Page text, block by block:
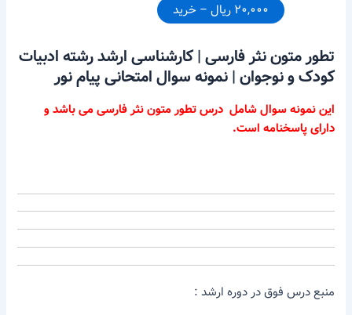
۲۰,۰۰۰ ریال – خرید
تطور متون نثر فارسی | کارشناسی ارشد رشته ادبیات
کودک و نوجوان | نمونه سوال امتحانی پیام نور
این نمونه سوال شامل درس تطور متون نثر فارسی می باشد و
دارای پاسخنامه است.
منبع درس فوق در دوره ارشد :